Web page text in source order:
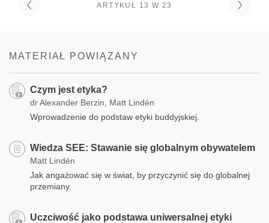
ARTYKUŁ 13 W 23
MATERIAŁ POWIĄZANY
Czym jest etyka?
dr Alexander Berzin, Matt Lindén
Wprowadzenie do podstaw etyki buddyjskiej.
Wiedza SEE: Stawanie się globalnym obywatelem
Matt Lindén
Jak angażować się w świat, by przyczynić się do globalnej
przemiany.
Uczciwość jako podstawa uniwersalnej etyki